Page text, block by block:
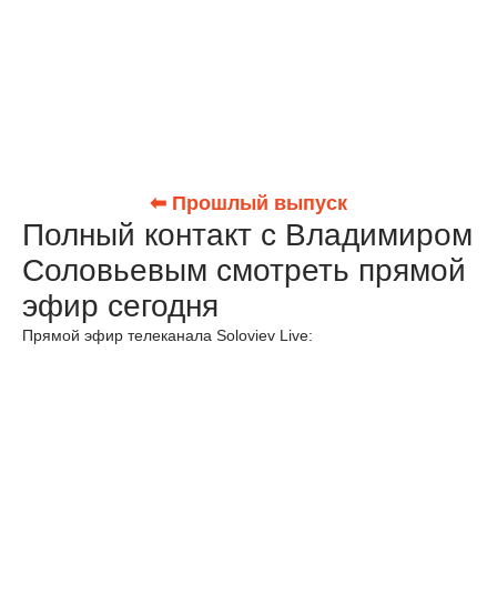
⬅ Прошлый выпуск
Полный контакт с Владимиром
Соловьевым смотреть прямой
эфир сегодня
Прямой эфир телеканала Soloviev Live: